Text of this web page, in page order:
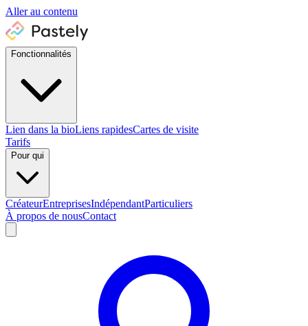
Aller au contenu
Fonctionnalités
Lien dans la bioLiens rapidesCartes de visite
Tarifs
Pour qui
CréateurEntreprisesIndépendantParticuliers
À propos de nousContact